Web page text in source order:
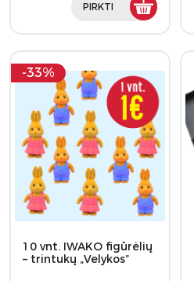
PIRKTI
-33%
10 vnt. IWAKO figūrėlių
– trintukų „Velykos”